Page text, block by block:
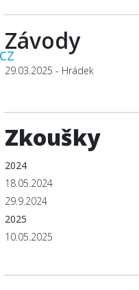
Závody
29.03.2025 - Hrádek
Zkoušky
2024
18.05.2024
29.9.2024
2025
10.05.2025